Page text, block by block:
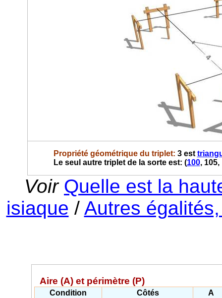
Propriété géométrique du triplet: 3 est
Le seul autre triplet de la sorte est: (100, 105,
Voir Quelle est la
isiaque / Autres
Aire (A) et périmètre (P)
Condition Côtés A